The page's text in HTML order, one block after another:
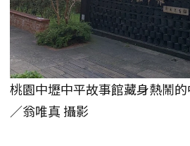
桃園中壢中平故事館藏身熱鬧
／翁唯真 攝影